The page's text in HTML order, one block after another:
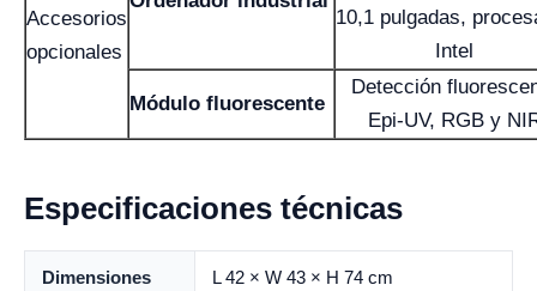
Accesorios
opcionales
10,1 pulgadas,
Intel
Módulo fluorescente
Detección
Epi-UV, RGB y
Especificaciones técnicas
Dimensiones L 42 × W 43 × H 74 cm